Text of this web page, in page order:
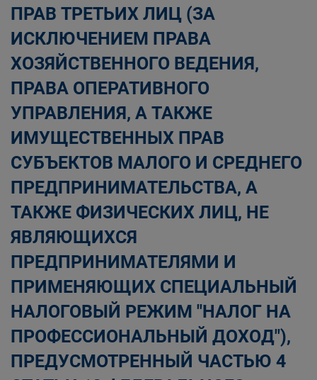
ПРАВ ТРЕТЬИХ ЛИЦ (ЗА
ИСКЛЮЧЕНИЕМ ПРАВА
ХОЗЯЙСТВЕННОГО ВЕДЕНИЯ,
ПРАВА ОПЕРАТИВНОГО
УПРАВЛЕНИЯ, А ТАКЖЕ
ИМУЩЕСТВЕННЫХ ПРАВ
СУБЪЕКТОВ МАЛОГО И СРЕДНЕГО
ПРЕДПРИНИМАТЕЛЬСТВА, А
ТАКЖЕ ФИЗИЧЕСКИХ ЛИЦ, НЕ
ЯВЛЯЮЩИХСЯ
ПРЕДПРИНИМАТЕЛЯМИ И
ПРИМЕНЯЮЩИХ СПЕЦИАЛЬНЫЙ
НАЛОГОВЫЙ РЕЖИМ "НАЛОГ НА
ПРОФЕССИОНАЛЬНЫЙ ДОХОД"),
ПРЕДУСМОТРЕННЫЙ ЧАСТЬЮ 4